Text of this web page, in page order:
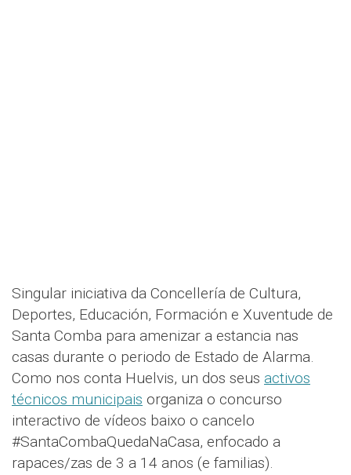
Singular iniciativa da Concellería de Cultura,
Deportes, Educación, Formación e Xuventude de
Santa Comba para amenizar a estancia nas
casas durante o periodo de Estado de Alarma.
Como nos conta Huelvis, un dos seus activos
técnicos municipais organiza o concurso
interactivo de vídeos baixo o cancelo
#SantaCombaQuedaNaCasa, enfocado a
rapaces/zas de 3 a 14 anos (e familias).